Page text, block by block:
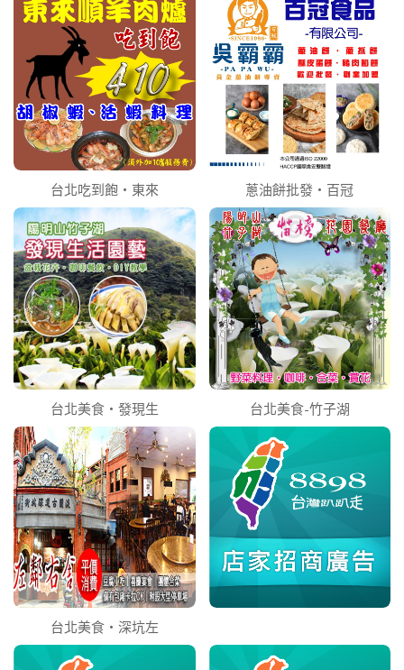
台北吃到飽‧東來 蔥油餅批發‧百冠
台北美食‧發現生 台北美食-竹子湖
台北美食‧深坑左